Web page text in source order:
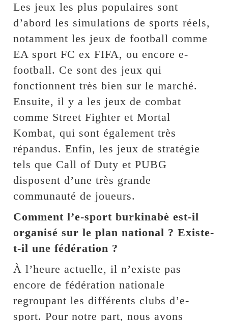
Les jeux les plus populaires sont
d’abord les simulations de sports réels,
notamment les jeux de football comme
EA sport FC ex FIFA, ou encore e-
football. Ce sont des jeux qui
fonctionnent très bien sur le marché.
Ensuite, il y a les jeux de combat
comme Street Fighter et Mortal
Kombat, qui sont également très
répandus. Enfin, les jeux de stratégie
tels que Call of Duty et PUBG
disposent d’une très grande
communauté de joueurs.
Comment l’e-sport burkinabè est-il
organisé sur le plan national ? Existe-
t-il une fédération ?
À l’heure actuelle, il n’existe pas
encore de fédération nationale
regroupant les différents clubs d’e-
sport. Pour notre part, nous avons